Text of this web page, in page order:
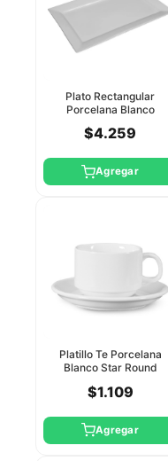
Plato Rectangular
Porcelana Blanco
$4.259
Agregar
Platillo Te Porcelana
Blanco Star Round
$1.109
Agregar